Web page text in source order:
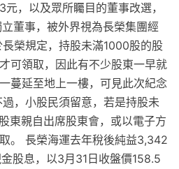
，以及眾所矚目的董事改選，
董事，被外界視為長榮集團經
榮規定，持股未滿1000股的股
可領取，因此有不少股東一早就
蔓延至地上一樓，可見此次紀念
，小股民須留意，若是持股未
東親自出席股東會，或以電子方
。 長榮海運去年稅後純益3,342
股息，以3月31日收盤價158.5